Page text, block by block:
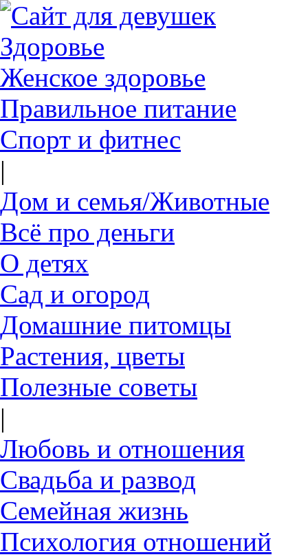
Здоровье
Женское здоровье
Правильное питание
Спорт и фитнес
|
Дом и семья/Животные
Всё про деньги
О детях
Сад и огород
Домашние питомцы
Растения, цветы
Полезные советы
|
Любовь и отношения
Свадьба и развод
Семейная жизнь
Психология отношений